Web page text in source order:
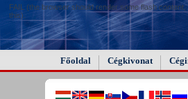
FAIL (the browser should render some flash content,
this).
Főoldal Cégkivonat